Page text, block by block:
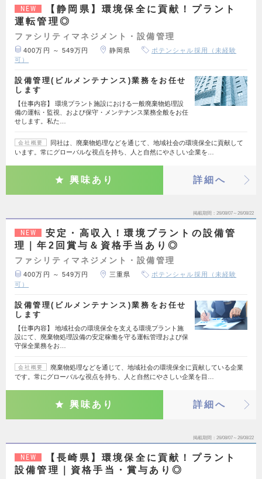
NEW
【静岡県】環境保全に貢献！プラント
運転管理◎
ファシリティマネジメント・設備管理
400万円 ～ 549万円 静岡県
ポテンシャル採用（未経験
可）
設備管理(ビルメンテナンス)業務をお任せ
します
【仕事内容】 環境プラント施設における一般廃棄物処理設
備の運転・監視、および保守・メンテナンス業務全般をお任
せします。私た…
会社概要
同社は、廃棄物処理などを通じて、地域社会の環境保全に貢献して
います。常にグローバルな視点を持ち、人と自然にやさしい企業を…
興味あり 詳細へ
掲載期間 26/08/07～26/08/22
NEW
安定・高収入！環境プラントの設備管
理｜年2回賞与＆資格手当あり◎
ファシリティマネジメント・設備管理
400万円 ～ 549万円 三重県
ポテンシャル採用（未経験
可）
設備管理(ビルメンテナンス)業務をお任せ
します
【仕事内容】 地域社会の環境保全を支える環境プラント施
設にて、廃棄物処理設備の安定稼働を守る運転管理および保
守保全業務をお…
会社概要
廃棄物処理などを通じて、地域社会の環境保全に貢献している企業
です。常にグローバルな視点を持ち、人と自然にやさしい企業を目…
興味あり 詳細へ
掲載期間 26/08/07～26/08/22
NEW
【長崎県】環境保全に貢献！プラント
設備管理｜資格手当・賞与あり◎